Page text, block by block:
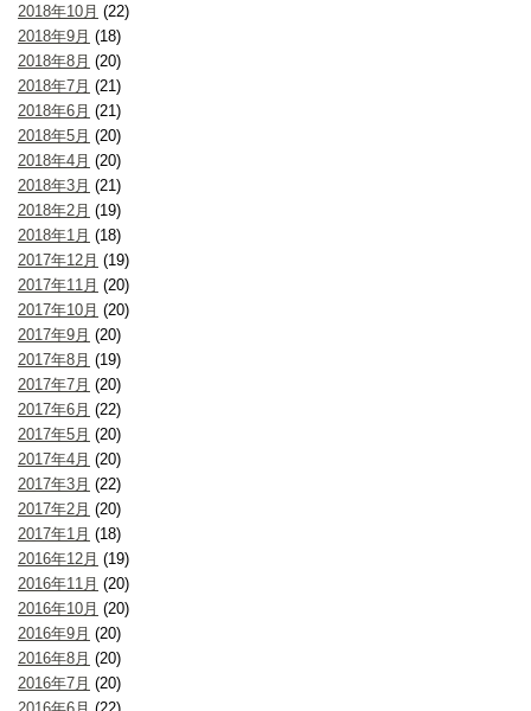
2018年10月 (22)
2018年9月 (18)
2018年8月 (20)
2018年7月 (21)
2018年6月 (21)
2018年5月 (20)
2018年4月 (20)
2018年3月 (21)
2018年2月 (19)
2018年1月 (18)
2017年12月 (19)
2017年11月 (20)
2017年10月 (20)
2017年9月 (20)
2017年8月 (19)
2017年7月 (20)
2017年6月 (22)
2017年5月 (20)
2017年4月 (20)
2017年3月 (22)
2017年2月 (20)
2017年1月 (18)
2016年12月 (19)
2016年11月 (20)
2016年10月 (20)
2016年9月 (20)
2016年8月 (20)
2016年7月 (20)